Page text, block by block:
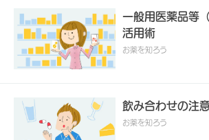
が可能になります。特許の切れた先発医薬品の
そのお薬を「後発医薬品（ジェネリック医薬品
一般用医薬品等
活用術
お薬を知ろう
飲み合わせの注
お薬を知ろう